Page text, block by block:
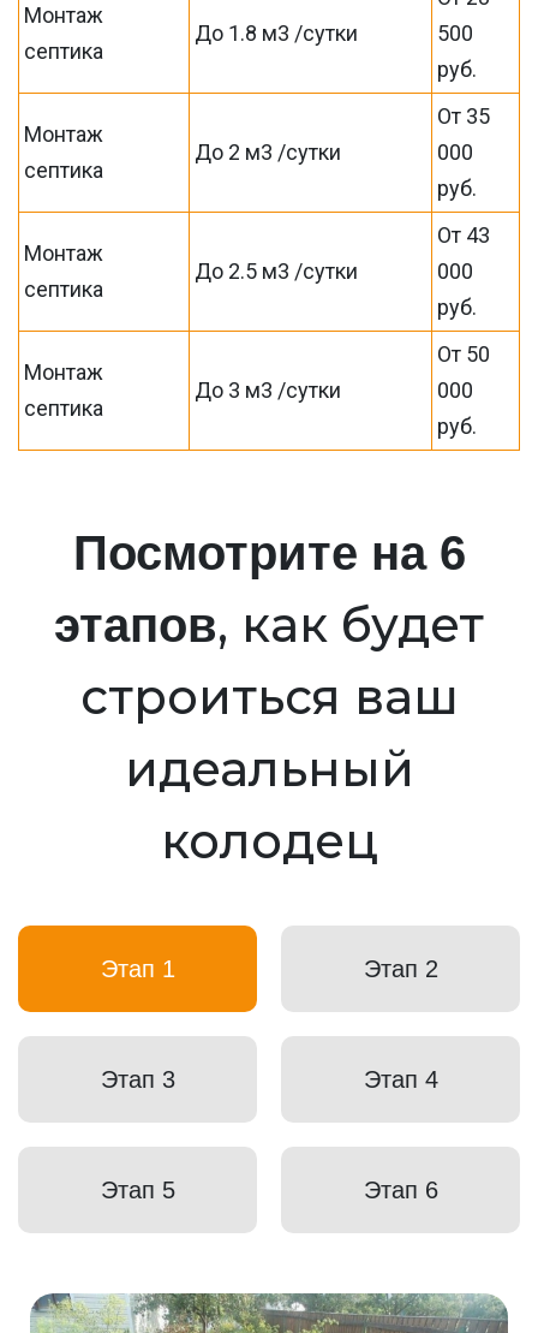
Монтаж
септика
До 1.8 м3 /сутки
500
руб.
Монтаж
септика
До 2 м3 /сутки
От 35
000
руб.
Монтаж
септика
До 2.5 м3 /сутки
От 43
000
руб.
Монтаж
септика
До 3 м3 /сутки
От 50
000
руб.
Посмотрите на 6
этапов, как будет
строиться ваш
идеальный
колодец
Этап 1 Этап 2
Этап 3 Этап 4
Этап 5 Этап 6